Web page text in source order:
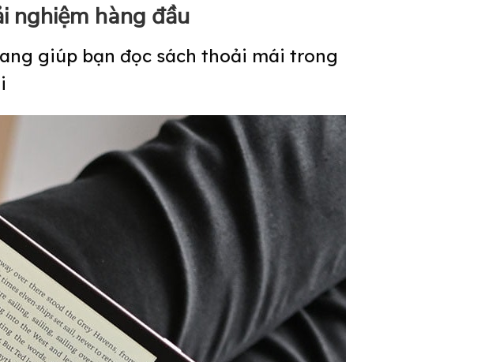
nghiệm hàng đầu
giúp bạn đọc sách thoải mái trong